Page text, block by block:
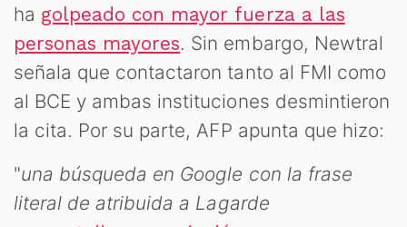
ha golpeado con mayor fuerza a las
personas mayores. Sin embargo, Newtral
señala que contactaron tanto al FMI como
al BCE y ambas instituciones desmintieron
la cita. Por su parte, AFP apunta que hizo:
"una búsqueda en Google con la frase
literal de atribuida a Lagarde